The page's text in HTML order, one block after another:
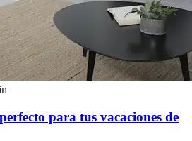
para tus vacaciones de